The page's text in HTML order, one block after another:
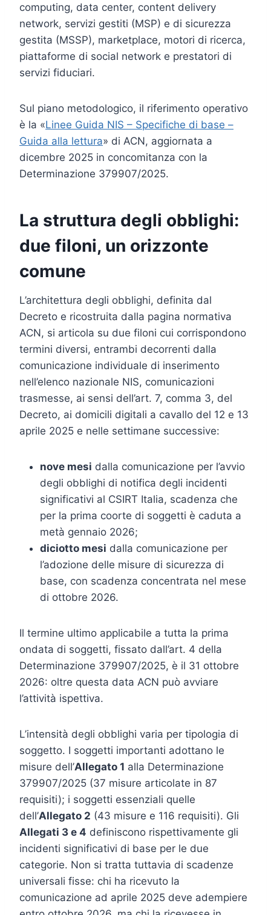
computing, data center, content delivery
network, servizi gestiti (MSP) e di sicurezza
gestita (MSSP), marketplace, motori di ricerca,
piattaforme di social network e prestatori di
servizi fiduciari.
Sul piano metodologico, il riferimento operativo
è la «Linee Guida NIS – Specifiche di base –
Guida alla lettura» di ACN, aggiornata a
dicembre 2025 in concomitanza con la
Determinazione 379907/2025.
La struttura degli obblighi:
due filoni, un orizzonte
comune
L’architettura degli obblighi, definita dal
Decreto e ricostruita dalla pagina normativa
ACN, si articola su due filoni cui corrispondono
termini diversi, entrambi decorrenti dalla
comunicazione individuale di inserimento
nell’elenco nazionale NIS, comunicazioni
trasmesse, ai sensi dell’art. 7, comma 3, del
Decreto, ai domicili digitali a cavallo del 12 e 13
aprile 2025 e nelle settimane successive:
nove mesi dalla comunicazione per l’avvio
degli obblighi di notifica degli incidenti
significativi al CSIRT Italia, scadenza che
per la prima coorte di soggetti è caduta a
metà gennaio 2026;
diciotto mesi dalla comunicazione per
l’adozione delle misure di sicurezza di
base, con scadenza concentrata nel mese
di ottobre 2026.
Il termine ultimo applicabile a tutta la prima
ondata di soggetti, fissato dall’art. 4 della
Determinazione 379907/2025, è il 31 ottobre
2026: oltre questa data ACN può avviare
l’attività ispettiva.
L’intensità degli obblighi varia per tipologia di
soggetto. I soggetti importanti adottano le
misure dell’Allegato 1 alla Determinazione
379907/2025 (37 misure articolate in 87
requisiti); i soggetti essenziali quelle
dell’Allegato 2 (43 misure e 116 requisiti). Gli
Allegati 3 e 4 definiscono rispettivamente gli
incidenti significativi di base per le due
categorie. Non si tratta tuttavia di scadenze
universali fisse: chi ha ricevuto la
comunicazione ad aprile 2025 deve adempiere